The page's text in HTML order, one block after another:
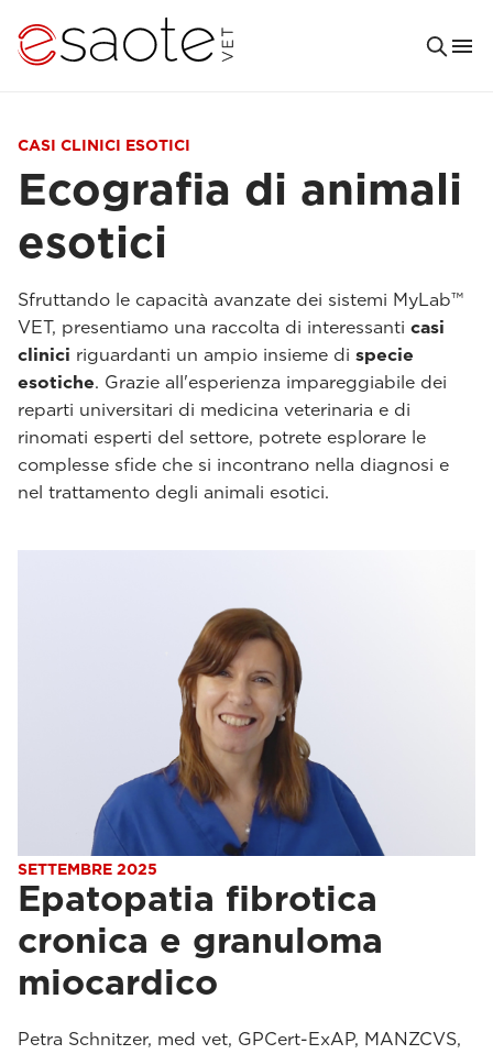
CASI CLINICI ESOTICI
Ecografia di animali
esotici
Sfruttando le capacità avanzate dei sistemi MyLab™
VET, presentiamo una raccolta di interessanti casi
clinici riguardanti un ampio insieme di specie
esotiche. Grazie all'esperienza impareggiabile dei
reparti universitari di medicina veterinaria e di
rinomati esperti del settore, potrete esplorare le
complesse sfide che si incontrano nella diagnosi e
nel trattamento degli animali esotici.
SETTEMBRE 2025
Epatopatia fibrotica
cronica e granuloma
miocardico
Petra Schnitzer, med vet, GPCert-ExAP, MANZCVS,